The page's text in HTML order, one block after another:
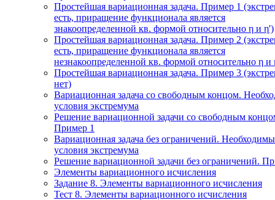
Простейшая вариационная задача. Пример 1
есть, приращение функционала является
знакоопределенной кв. формой относительно η и η')
Простейшая вариационная задача. Пример 2
есть, приращение функционала является
незнакоопределенной кв. формой относительно η и
Простейшая вариационная задача. Пример 3
нет)
Вариационная задача со свободным концом.
условия экстремума
Решение вариационной задачи со свободным
Пример 1
Вариационная задача без ограничений.
условия экстремума
Решение вариационной задачи без ограничений.
Элементы вариационного исчисления
Задание 8. Элементы вариационного исчисления
Тест 8. Элементы вариационного исчисления